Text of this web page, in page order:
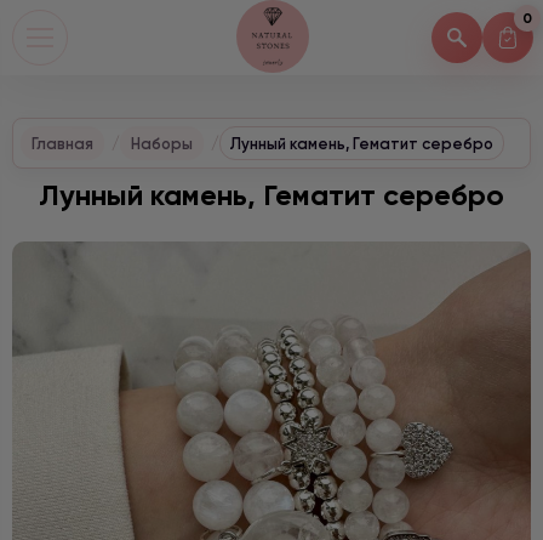
0
Главная Наборы Лунный камень, Гематит серебро
Лунный камень, Гематит серебро